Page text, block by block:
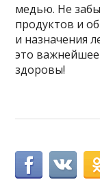
медью. Не
продуктов и
и назначения
это
здоровы!